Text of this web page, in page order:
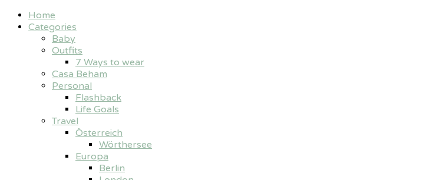
Home
Categories
Baby
Outfits
7 Ways to wear
Casa Beham
Personal
Flashback
Life Goals
Travel
Österreich
Wörthersee
Europa
Berlin